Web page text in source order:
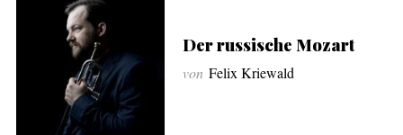
Der russische Mozart
von Felix Kriewald